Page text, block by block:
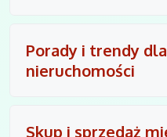
Porady i trendy
nieruchomości
Skup i sprzedaż